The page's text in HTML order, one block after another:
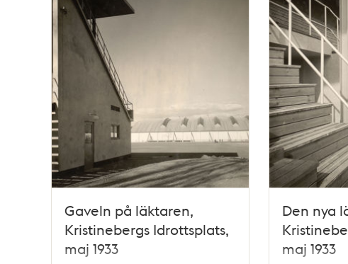
Gaveln på läktaren,
Kristinebergs Idrottsplats,
maj 1933
Den nya
maj 1933